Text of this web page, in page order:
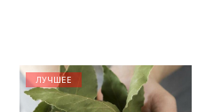
ЛУЧШЕЕ